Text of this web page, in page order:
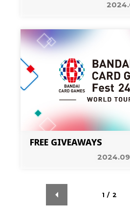
FREE GIVEAWAYS
1 / 2